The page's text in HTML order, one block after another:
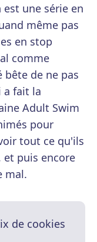
une série en
même pas
en stop
comme
de ne pas
a fait la
Adult Swim
pour
tout ce qu'ils
et puis encore
mal.
de cookies